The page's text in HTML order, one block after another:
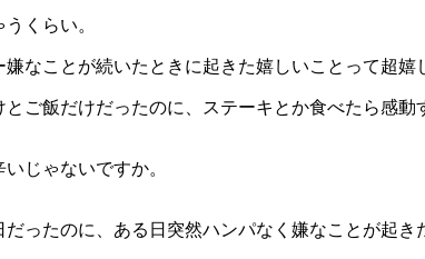
くらい。
なことが続いたときに起きた嬉しいことって超嬉
ご飯だけだったのに、ステーキとか食べたら感動
じゃないですか。
だったのに、ある日突然ハンパなく嫌なことが起